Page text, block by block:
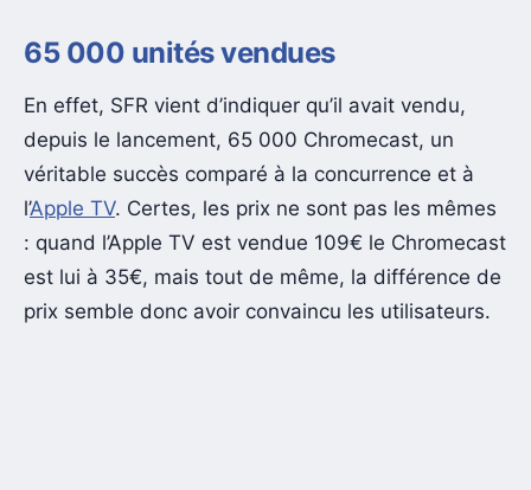
65 000 unités vendues
En effet, SFR vient d’indiquer qu’il avait vendu,
depuis le lancement, 65 000 Chromecast, un
véritable succès comparé à la concurrence et à
l’Apple TV. Certes, les prix ne sont pas les mêmes
: quand l’Apple TV est vendue 109€ le Chromecast
est lui à 35€, mais tout de même, la différence de
prix semble donc avoir convaincu les utilisateurs.